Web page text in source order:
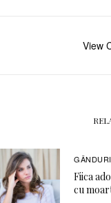
View
Fiica
cu